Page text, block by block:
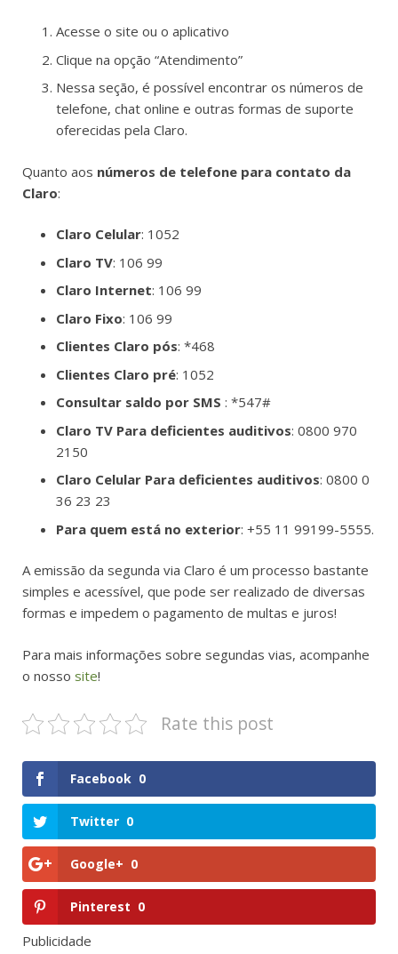
Acesse o site ou o aplicativo
Clique na opção “Atendimento”
Nessa seção, é possível encontrar os números de
telefone, chat online e outras formas de suporte
oferecidas pela Claro.
Quanto aos números de telefone para contato da
Claro:
Claro Celular: 1052
Claro TV: 106 99
Claro Internet: 106 99
Claro Fixo: 106 99
Clientes Claro pós: *468
Clientes Claro pré: 1052
Consultar saldo por SMS : *547#
Claro TV Para deficientes auditivos: 0800 970
2150
Claro Celular Para deficientes auditivos: 0800 0
36 23 23
Para quem está no exterior: +55 11 99199-5555.
A emissão da segunda via Claro é um processo bastante
simples e acessível, que pode ser realizado de diversas
formas e impedem o pagamento de multas e juros!
Para mais informações sobre segundas vias, acompanhe
o nosso site!
Rate this post
Facebook 0
Twitter 0
Google+ 0
Pinterest 0
Publicidade